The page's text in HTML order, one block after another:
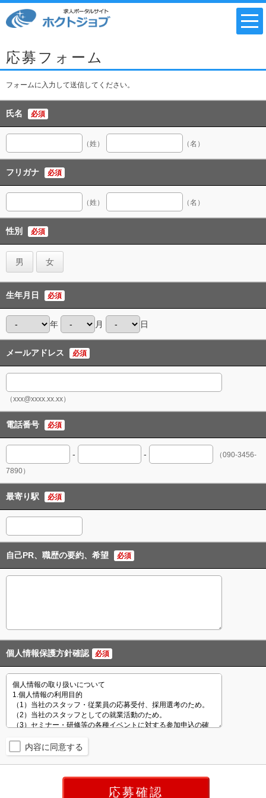
応募フォーム
フォームに入力して送信してください。
氏名 必須
（姓） （名）
フリガナ 必須
（姓） （名）
性別 必須
男 女
生年月日 必須
年 月 日
メールアドレス 必須
（xxx@xxxx.xx.xx）
電話番号 必須
- -
（090-3456-
7890）
最寄り駅 必須
自己PR、職歴の要約、希望 必須
個人情報保護方針確認 必須
内容に同意する